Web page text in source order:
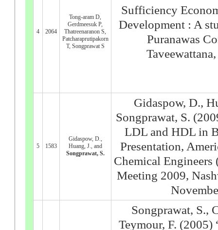
4 2064
Tong-aram D,
Gerdmeesuk P,
Thatreenaranon S,
Patcharaprutipakorn
T, Songprawat S
Sufficiency
Development : A
Puranawas
5 1583
Gidaspow, D.,
Huang, J., and
Songprawat, S.
Gidaspow, D.,
Songprawat, S.
LDL and HDL in
Presentation,
Chemical
Meeting 2009,
Songprawat, S.,
Teymour, F. (2005)